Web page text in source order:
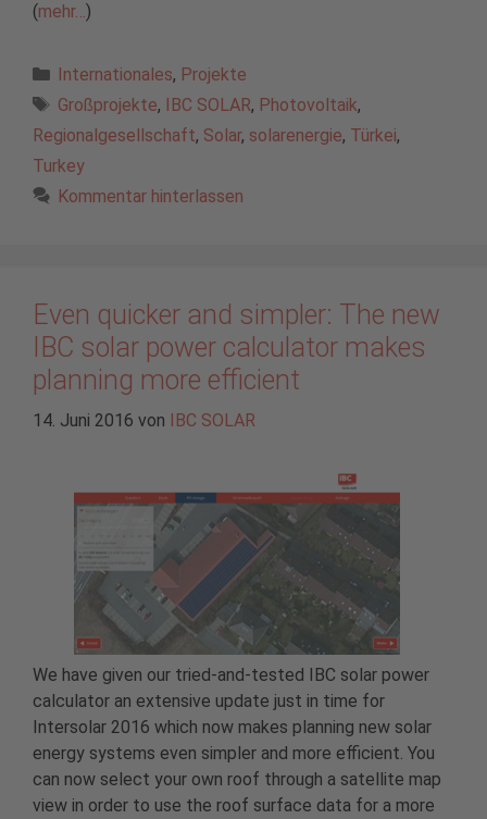
(mehr…)
Kategorien
Internationales, Projekte
Schlagwörter
Großprojekte, IBC SOLAR, Photovoltaik,
Regionalgesellschaft, Solar, solarenergie, Türkei,
Turkey
Kommentar hinterlassen
Even quicker and simpler: The new
IBC solar power calculator makes
planning more efficient
14. Juni 2016 von IBC SOLAR
We have given our tried-and-tested IBC solar power
calculator an extensive update just in time for
Intersolar 2016 which now makes planning new solar
energy systems even simpler and more efficient. You
can now select your own roof through a satellite map
view in order to use the roof surface data for a more